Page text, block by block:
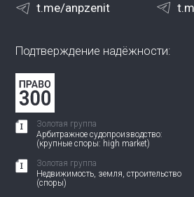
t.me/anpzenit
Подтверждение надёжности:
Золотая группа
Арбитражное судопроизводство:
(крупные споры: high market)
Золотая группа
Недвижимость, земля, строительство
(споры)